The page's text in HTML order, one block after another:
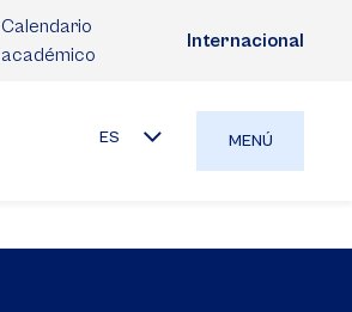
Calendario
académico
Internacional
ES MENÚ